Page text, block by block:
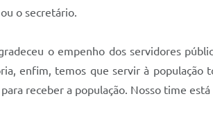
o secretário.
o empenho dos servidores
enfim, temos que servir à população
receber a população. Nosso time